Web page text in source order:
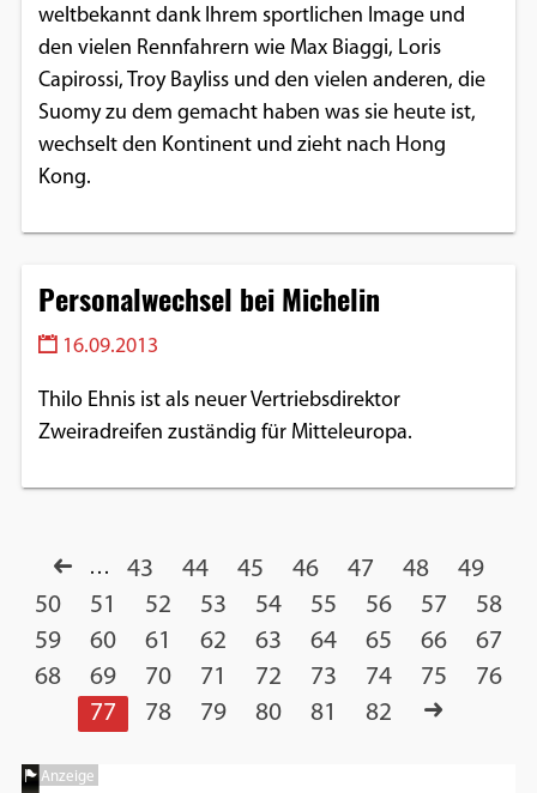
weltbekannt dank Ihrem sportlichen Image und
den vielen Rennfahrern wie Max Biaggi, Loris
Capirossi, Troy Bayliss und den vielen anderen, die
Suomy zu dem gemacht haben was sie heute ist,
wechselt den Kontinent und zieht nach Hong
Kong.
Personalwechsel bei Michelin
16.09.2013
Thilo Ehnis ist als neuer Vertriebsdirektor
Zweiradreifen zuständig für Mitteleuropa.
… 43 44 45 46 47 48
49
50
51 52 53 54 55 56 57
58
59
60 61 62 63 64 65 66
67
68
69 70 71 72 73 74 75
76
77
78 79 80 81 82
Anzeige